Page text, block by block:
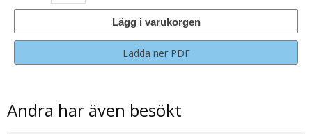
Lägg i varukorgen
Ladda ner PDF
Andra har även besökt